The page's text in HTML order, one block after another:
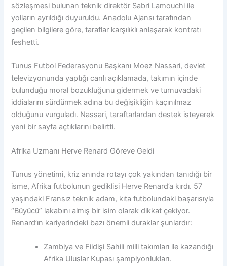
sözleşmesi bulunan teknik direktör Sabri Lamouchi ile
yolların ayrıldığı duyuruldu. Anadolu Ajansı tarafından
geçilen bilgilere göre, taraflar karşılıklı anlaşarak kontratı
feshetti.
Tunus Futbol Federasyonu Başkanı Moez Nassari, devlet
televizyonunda yaptığı canlı açıklamada, takımın içinde
bulunduğu moral bozukluğunu gidermek ve turnuvadaki
iddialarını sürdürmek adına bu değişikliğin kaçınılmaz
olduğunu vurguladı. Nassari, taraftarlardan destek isteyerek
yeni bir sayfa açtıklarını belirtti.
Afrika Uzmanı Herve Renard Göreve Geldi
Tunus yönetimi, kriz anında rotayı çok yakından tanıdığı bir
isme, Afrika futbolunun gediklisi Herve Renard’a kırdı. 57
yaşındaki Fransız teknik adam, kıta futbolundaki başarısıyla
“Büyücü” lakabını almış bir isim olarak dikkat çekiyor.
Renard’ın kariyerindeki bazı önemli duraklar şunlardır:
Zambiya ve Fildişi Sahili milli takımları ile kazandığı
Afrika Uluslar Kupası şampiyonlukları.